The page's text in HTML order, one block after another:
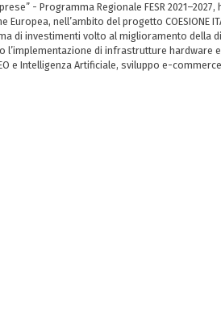
- Programma Regionale FESR
Europea, nell’ambito del progetto COESIONE
di investimenti volto al miglioramento della
l’implementazione di infrastrutture hardware
e Intelligenza Artificiale, sviluppo e-commerce